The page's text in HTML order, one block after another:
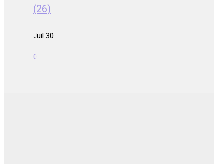
(26)
Juil 30
0